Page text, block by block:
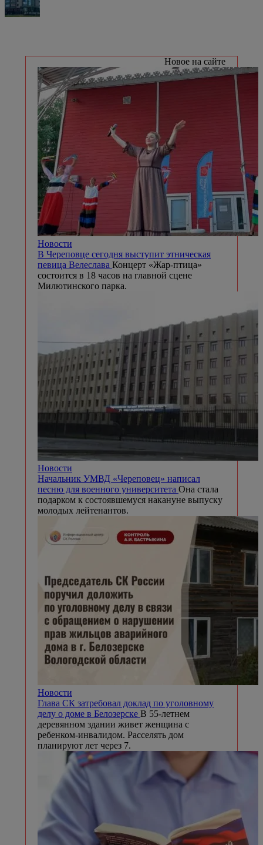
Новое на сайте
Новости
В Череповце сегодня выступит этническая
певица Велеслава Концерт «Жар-птица»
состоится в 18 часов на главной сцене
Милютинского парка.
Новости
Начальник УМВД «Череповец» написал
песню для военного университета Она стала
подарком к состоявшемуся накануне выпуску
молодых лейтенантов.
Новости
Глава СК затребовал доклад по уголовному
делу о доме в Белозерске В 55-летнем
деревянном здании живет женщина с
ребенком-инвалидом. Расселять дом
планируют лет через 7.